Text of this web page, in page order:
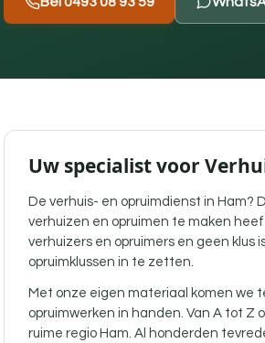
Uw specialist voor
De verhuis- en opruimdienst in Ham?
verhuizen en opruimen te maken
verhuizers en opruimers en geen klus
opruimklussen in te zetten.
Met onze eigen materiaal komen we
opruimwerken in handen. Van A tot Z
ruime regio Ham. Al honderden